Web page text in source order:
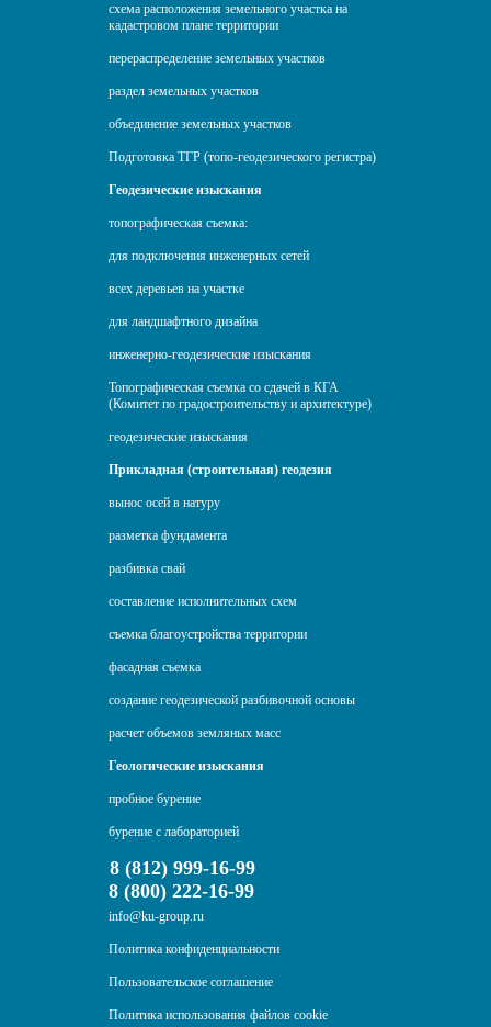
схема расположения земельного участка на
кадастровом плане территории
перераспределение земельных участков
раздел земельных участков
объединение земельных участков
Подготовка ТГР (топо-геодезического регистра)
Геодезические изыскания
топографическая съемка:
для подключения инженерных сетей
всех деревьев на участке
для ландшафтного дизайна
инженерно-геодезические изыскания
Топографическая съемка со сдачей в КГА
(Комитет по градостроительству и архитектуре)
геодезические изыскания
Прикладная (строительная) геодезия
вынос осей в натуру
разметка фундамента
разбивка свай
составление исполнительных схем
съемка благоустройства территории
фасадная съемка
создание геодезической разбивочной основы
расчет объемов земляных масс
Геологические изыскания
пробное бурение
бурение с лабораторией
8 (812) 999-16-99
8 (800) 222-16-99
info@ku-group.ru
Политика конфиденциальности
Пользовательское соглашение
Политика использования файлов cookie